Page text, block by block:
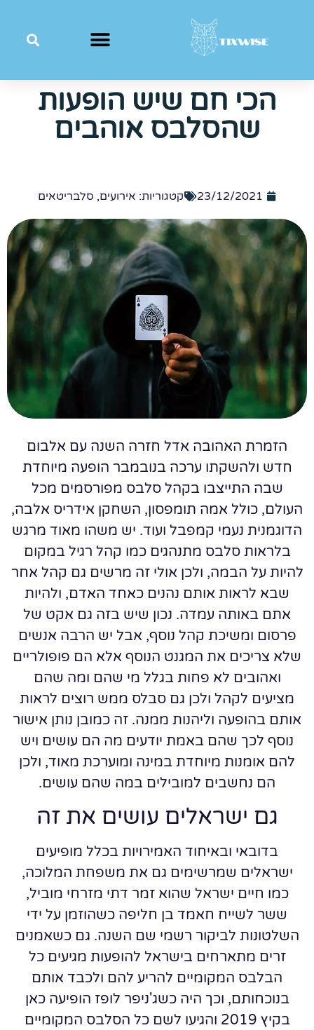
הכי חם שיש הופעות
שהסלבס אוהבים
23/12/2021 קטגוריות: אירועים, סלבריטאים
הזמרת האהובה אדל חזרה השנה עם אלבום
חדש ולהשקתו ערכה בנובמבר הופעה מיוחדת
שבה התייצבו בקהל סלבס מפורסמים מכל
העולם, כולל אמה תומפסון, השחקן אידריס אלבה,
הדוגמנית נעמי קמפבל ועוד. יש משהו מאוד מרגש
בלראות סלבס מתנהגים כמו קהל רגיל במקום
להיות על הבמה, ולכן אולי זה מרשים גם קהל אחר
שבא לראות אותם נהנים כאחד האדם, ולהיות
אתם באותה עמדה. נכון שיש בזה גם אקט של
פרסום ומשיכת קהל נוסף, אבל יש הרבה אנשים
שלא צריכים את המגנט הנוסף אלא הם פופולריים
ואהובים לא פחות בגלל מי שהם ומה שהם
מציעים לקהל ולכן גם סבלס ממש רוצים לראות
אותם בהופעה וליהנות ממנה. זה כמובן נותן אישור
נוסף לכך שהם באמת יודעים מה הם עושים ויש
להם אומנות מיוחדת במינה ומוערכת מאוד, ולכן
הם נחשבים למובילים במה שהם עושים.
גם ישראלים עושים את זה
בדובאי ובאיחוד האמירויות בכלל מופיעים
ישראלים שמרשימים גם את משפחת המלוכה,
כמו חיים ישראל שהוא זמר דתי מזרחי מוביל,
ששר לשייח חאמד בן חליפה כשהוזמן על ידי
השלטונות לביקור רשמי שם השנה. גם כשאמנים
זרים מתארחים בישראל להופעות מגיעים כל
הבלבס המקומיים להריע להם ולכבד אותם
בנוכחותם, וכך היה כשג'ניפר לופז הופיעה כאן
בקיץ 2019 והגיעו לשם כל הסלבס המקומיים